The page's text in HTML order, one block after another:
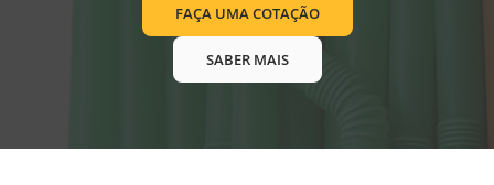
FAÇA UMA COTAÇÃO
SABER MAIS